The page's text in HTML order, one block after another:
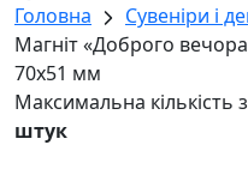
Головна
Сувеніри і
Магніт «Доброго
70х51 мм
Максимальна
штук